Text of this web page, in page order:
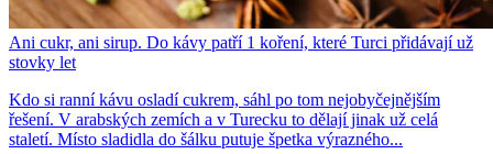
Ani cukr, ani sirup. Do kávy patří 1 koření, které Turci přidávají už
stovky let
Kdo si ranní kávu osladí cukrem, sáhl po tom nejobyčejnějším
řešení. V arabských zemích a v Turecku to dělají jinak už celá
staletí. Místo sladidla do šálku putuje špetka výrazného...